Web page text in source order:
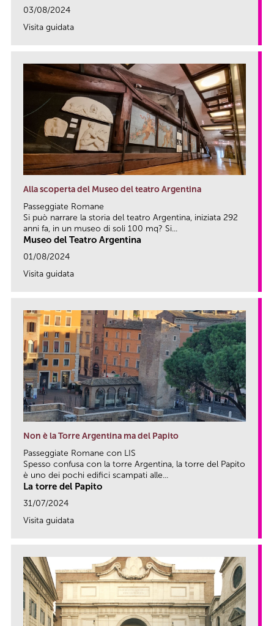
03/08/2024
Visita guidata
Alla scoperta del Museo del teatro Argentina
Passeggiate Romane
Si può narrare la storia del teatro Argentina, iniziata 292
anni fa, in un museo di soli 100 mq? Si...
Museo del Teatro Argentina
01/08/2024
Visita guidata
Non è la Torre Argentina ma del Papito
Passeggiate Romane con LIS
Spesso confusa con la torre Argentina, la torre del Papito
è uno dei pochi edifici scampati alle...
La torre del Papito
31/07/2024
Visita guidata